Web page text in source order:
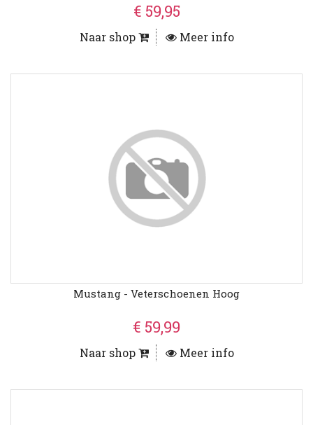
€ 59,95
Naar shop Meer info
Mustang - Veterschoenen Hoog
€ 59,99
Naar shop Meer info